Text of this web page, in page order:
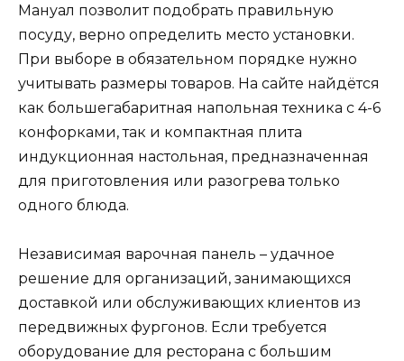
Мануал позволит подобрать правильную
посуду, верно определить место установки.
При выборе в обязательном порядке нужно
учитывать размеры товаров. На сайте найдётся
как большегабаритная напольная техника с 4-6
конфорками, так и компактная плита
индукционная настольная, предназначенная
для приготовления или разогрева только
одного блюда.
Независимая варочная панель – удачное
решение для организаций, занимающихся
доставкой или обслуживающих клиентов из
передвижных фургонов. Если требуется
оборудование для ресторана с большим